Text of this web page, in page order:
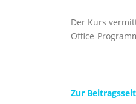
Der Kurs
Office-
Zur